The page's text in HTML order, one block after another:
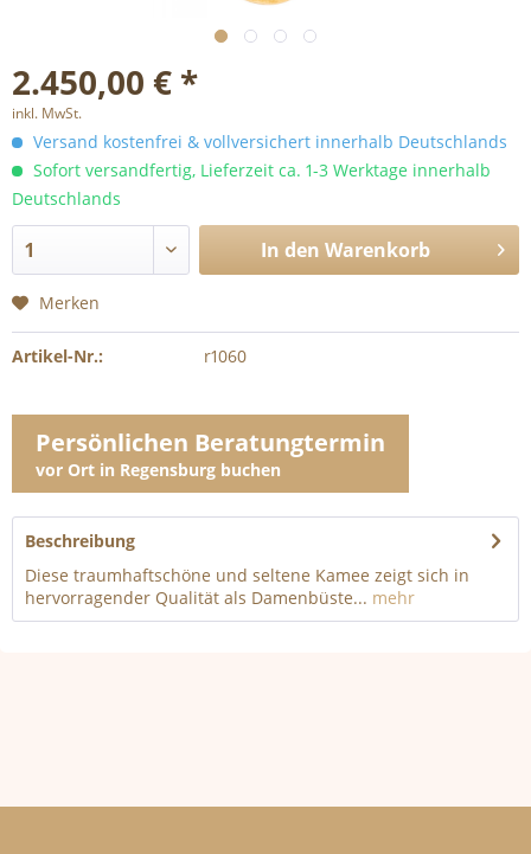
2.450,00 € *
inkl. MwSt.
Versand kostenfrei & vollversichert innerhalb Deutschlands
Sofort versandfertig, Lieferzeit ca. 1-3 Werktage innerhalb
Deutschlands
In den Warenkorb
Merken
Artikel-Nr.: r1060
Persönlichen Beratungtermin
vor Ort in Regensburg buchen
Beschreibung
Diese traumhaftschöne und seltene Kamee zeigt sich in
hervorragender Qualität als Damenbüste... mehr